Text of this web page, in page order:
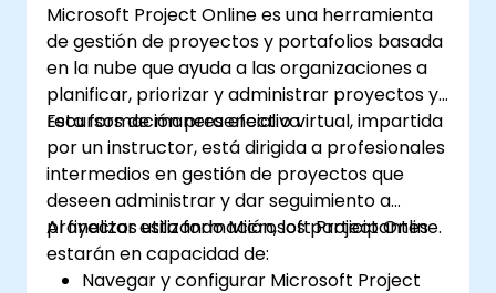
Microsoft Project Online es una herramienta
de gestión de proyectos y portafolios basada
en la nube que ayuda a las organizaciones a
planificar, priorizar y administrar proyectos y
recursos de manera efectiva.
Esta formación presencial o virtual, impartida
por un instructor, está dirigida a profesionales
intermedios en gestión de proyectos que
deseen administrar y dar seguimiento a
proyectos utilizando Microsoft Project Online.
Al finalizar esta formación, los participantes
estarán en capacidad de:
Navegar y configurar Microsoft Project